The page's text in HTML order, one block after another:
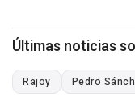
Últimas noticias
Rajoy Pedro